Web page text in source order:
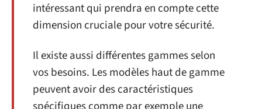
intéressant qui prendra en compte cette
dimension cruciale pour votre sécurité.
Il existe aussi différentes gammes selon
vos besoins. Les modèles haut de gamme
peuvent avoir des caractéristiques